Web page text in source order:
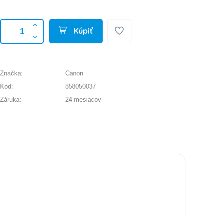
Kúpiť
Značka:
Canon
Kód:
858050037
Záruka:
24 mesiacov